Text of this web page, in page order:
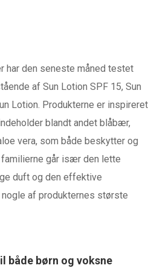
har den seneste måned testet
af Sun Lotion SPF 15, Sun
Lotion. Produkterne er inspireret
blandt andet blåbær,
vera, som både beskytter og
går især den lette
duft og den effektive
af produkternes største
både børn og voksne